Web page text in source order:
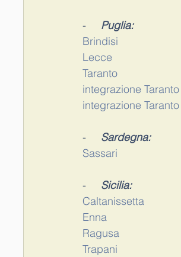
- Puglia:
Brindisi
Lecce
Taranto
integrazione Taranto
integrazione Taranto
- Sardegna:
Sassari
- Sicilia:
Caltanissetta
Enna
Ragusa
Trapani